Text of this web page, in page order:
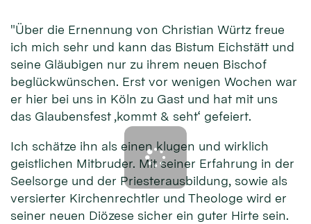
"Über die Ernennung von Christian Würtz freue
ich mich sehr und kann das Bistum Eichstätt und
seine Gläubigen nur zu ihrem neuen Bischof
beglückwünschen. Erst vor wenigen Wochen war
er hier bei uns in Köln zu Gast und hat mit uns
das Glaubensfest ‚kommt & seht‘ gefeiert.
Ich schätze ihn als einen klugen und wirklich
geistlichen Mitbruder. Mit seiner Erfahrung in der
Seelsorge und der Priesterausbildung, sowie als
versierter Kirchenrechtler und Theologe wird er
seiner neuen Diözese sicher ein guter Hirte sein.